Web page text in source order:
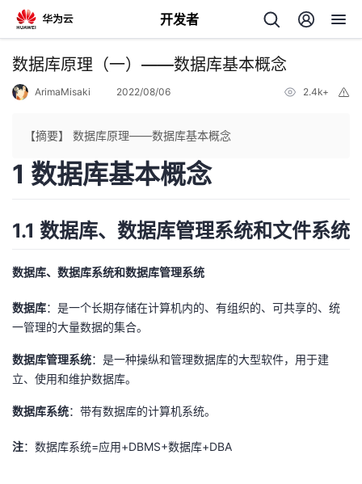
开发者
返
人
主
页
我
的
开
发
数据库原理（一）——数据库基本概念
ArimaMisaki 2022/08/06 2.4k+
【摘要】 数据库原理——数据库基本概念
1 数据库基本概念
1.1 数据库、数据库管理系统和文件系统
数据库、数据库系统和数据库管理系统
数据库：是一个长期存储在计算机内的、有组织的、可共享的、统
一管理的大量数据的集合。
数据库管理系统：是一种操纵和管理数据库的大型软件，用于建
立、使用和维护数据库。
数据库系统：带有数据库的计算机系统。
注：数据库系统=应用+DBMS+数据库+DBA